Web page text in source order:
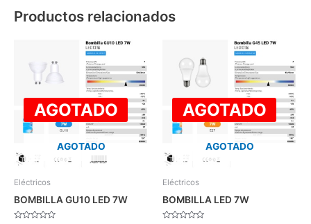
Productos relacionados
AGOTADO
AGOTADO
Eléctricos
BOMBILLA GU10 LED 7W
AGOTADO
AGOTADO
Eléctricos
BOMBILLA LED 7W